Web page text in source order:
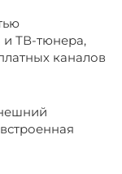
и ТВ-тюнера,
каналов